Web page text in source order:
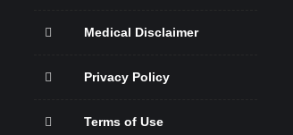
Medical Disclaimer
Privacy Policy
Terms of Use